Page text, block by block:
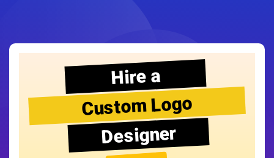
Hire a
Custom Logo
Designer